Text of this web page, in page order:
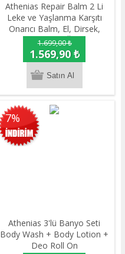
Athenias Repair Balm 2 Li
Leke ve Yaşlanma Karşıtı
Onarıcı Balm, El, Dirsek,
Boyun Balmı 2'li Ürün 75 gr
1.699,00 ₺
1.569,90 ₺
7%
Athenias 3'lü Banyo Seti
Body Wash + Body Lotion +
Deo Roll On